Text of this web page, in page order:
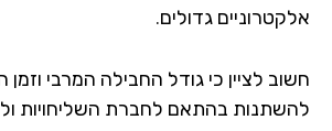
גדולים.
לציין כי גודל החבילה המרבי וזמן
בהתאם לחברת השליחויות